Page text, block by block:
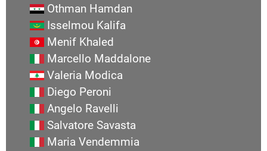
Othman Hamdan
Isselmou Kalifa
Menif Khaled
Marcello Maddalone
Valeria Modica
Diego Peroni
Angelo Ravelli
Salvatore Savasta
Maria Vendemmia